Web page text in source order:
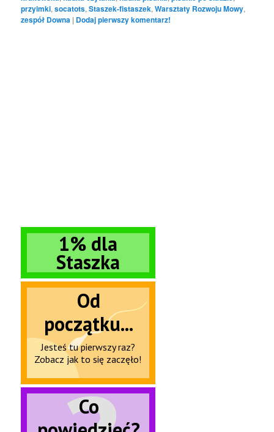
przyimki,socatots,Staszek-fistaszek,Warsztaty Rozwoju Mowy,
zespół Downa | Dodaj pierwszy komentarz!